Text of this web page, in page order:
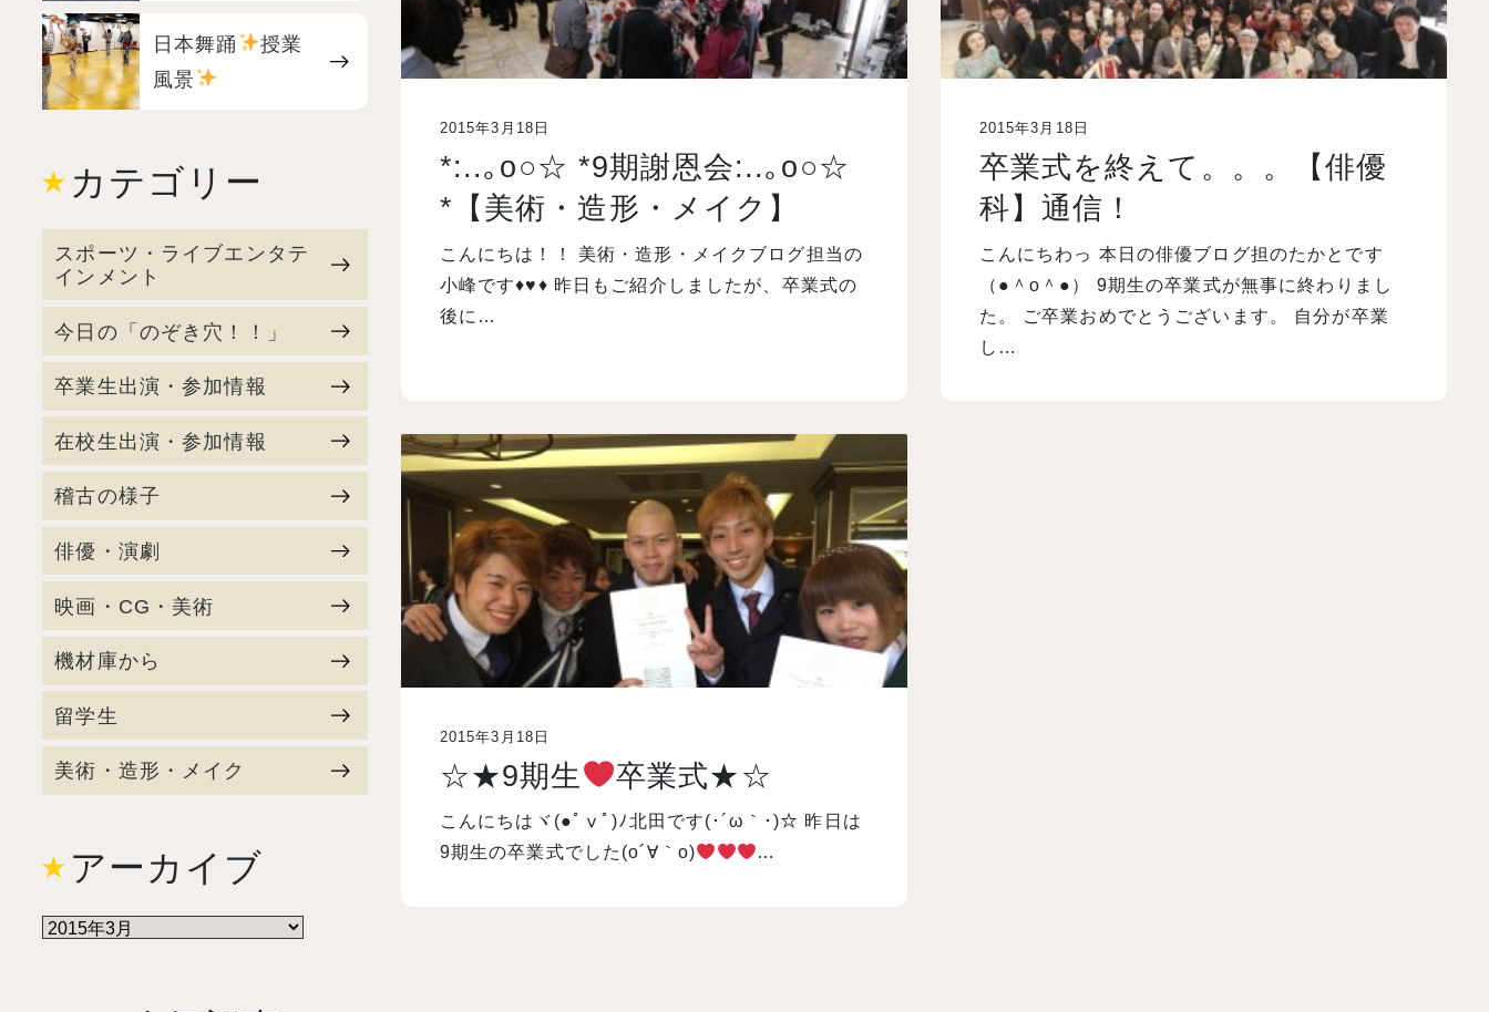
2015年3月18日
*:..｡o○☆ *9期謝恩会:..｡o○☆
*【美術・造形・メイク】
こんにちは！！ 美術・造形・メイクブログ担当の
小峰です♦♥♦ 昨日もご紹介しましたが、卒業式の
後に…
2015年3月18日
卒業式を終えて。。。【俳優
科】通信！
こんにちわっ 本日の俳優ブログ担のたかとです
（●＾o＾●） 9期生の卒業式が無事に終わりまし
た。 ご卒業おめでとうございます。 自分が卒業
し…
2015年3月18日
☆★9期生 卒業式★☆
こんにちはヾ(●ﾟⅴﾟ)ﾉ北田です(･´ω｀･)☆ 昨日は
9期生の卒業式でした(o´∀｀o)
…
日本舞踊
授業
風景
カテゴリー
スポーツ・ライブエンタテ
インメント
今日の「のぞき穴！！」
卒業生出演・参加情報
在校生出演・参加情報
稽古の様子
俳優・演劇
映画・CG・美術
機材庫から
留学生
美術・造形・メイク
アーカイブ